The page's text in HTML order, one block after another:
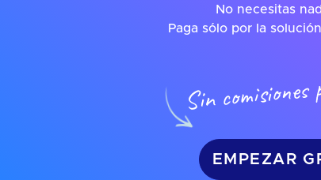
No necesitas
Paga sólo por la
Sin
EMPEZAR